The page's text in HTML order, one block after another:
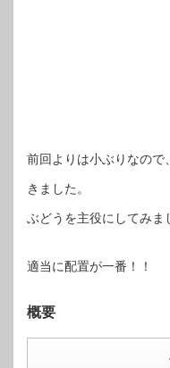
前回よりは小ぶりなの
きました。
ぶどうを主役にしてみま
適当に配置が一番！！
概要